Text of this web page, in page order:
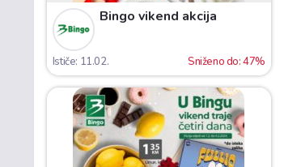
Bingo vikend akcija
Ističe: 11.02. Sniženo do: 47%